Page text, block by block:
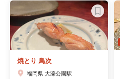
焼とり 鳥次
福岡県 大濠公園駅